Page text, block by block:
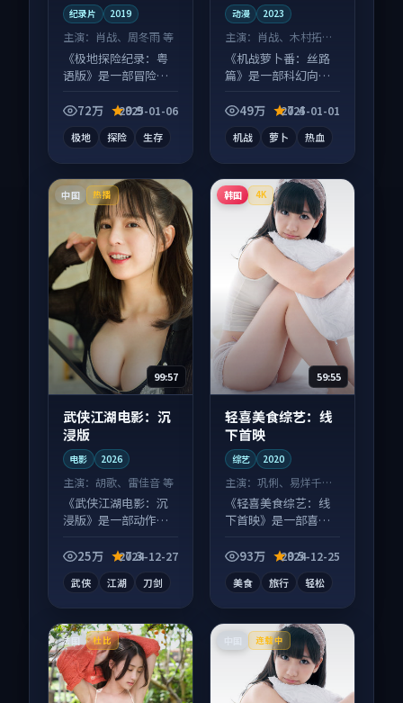
纪录片 2019
主演： 肖战、周冬雨 等
《极地探险纪录：粤
语版》是一部冒险向
素齐全，观感爽快不
72万 9.9
2025-01-06
极地 探险 生存
动漫 2023
主演： 肖战、木村拓哉
等
《机战萝卜番：丝路
篇》是一部科幻向动
层推进，尾声常有情
49万 7.4
2025-01-01
机战 萝卜 热血
中国 热播
99:57
武侠江湖电影：沉
浸版
电影 2026
主演： 胡歌、雷佳音 等
《武侠江湖电影：沉
浸版》是一部动作向
并行，细节值得二刷
25万 7.3
2024-12-27
武侠 江湖 刀剑
韩国 4K
59:55
轻喜美食综艺：线
下首映
综艺 2020
主演：巩俐、易烊千玺
等
《轻喜美食综艺：线
下首映》是一部喜剧
事并行，细节值得二
93万 9.5
2024-12-25
美食 旅行 轻松
法国 杜比 连载中